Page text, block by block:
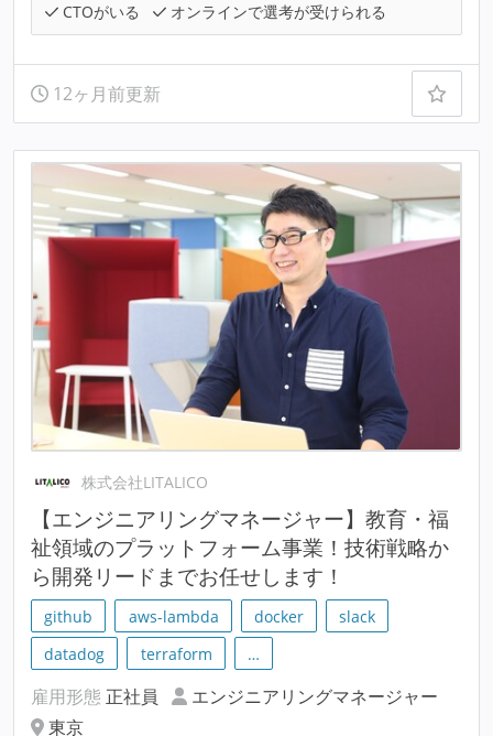
CTOがいる
オンラインで選考が受けられる
12ヶ月前更新
株式会社LITALICO
【エンジニアリングマネージャー】教育・福
祉領域のプラットフォーム事業！技術戦略か
ら開発リードまでお任せします！
github aws-lambda docker
slack
datadog
terraform …
雇用形態 正社員
エンジニアリングマネージャー
東京